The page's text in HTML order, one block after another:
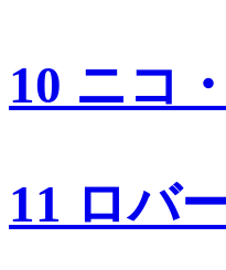
10 ニコ
11 ロバ